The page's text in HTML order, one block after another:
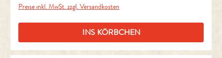
Preise inkl. MwSt. zzgl. Versandkosten
INS KÖRBCHEN